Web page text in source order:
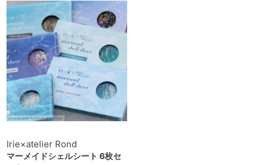
Irie×atelier Rond
マーメイドシェルシート 6枚セ